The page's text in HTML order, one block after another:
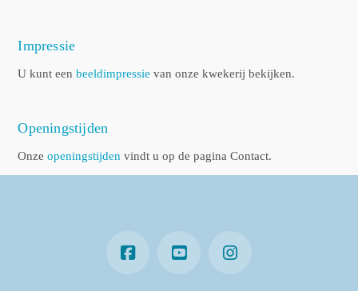
Impressie
U kunt eenbeeldimpressie van onze kwekerij bekijken.
Openingstijden
Onzeopeningstijden vindt u op de pagina Contact.